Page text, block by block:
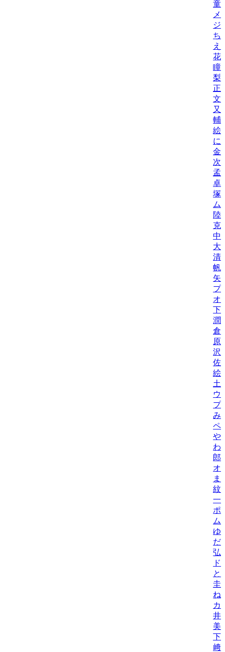
童
メ
ジ
ち
え
花
瞳/
梨
正
文
又
輔/
絵
に
金
次/
孟
卓
塚
ム
陸
克
中
大
清
帆/
矢
プ
オ
下
潤/
倉
原
沢
佐
絵/
土
ウ
プ
み/
ペ/
や
わ
郎
オ
ま
紋/
一
ポ
ム
ゆ
だ
弘
ド
と
圭/
ね
カ
井
美/
下
﨑